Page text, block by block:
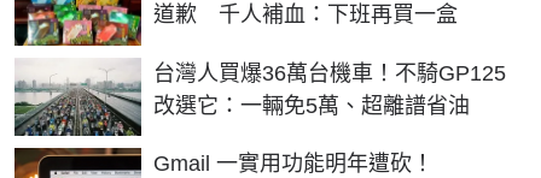
道歉 千人補血：下班再買一盒
台灣人買爆36萬台機車！不騎GP125
改選它：一輛免5萬、超離譜省油
Gmail 一實用功能明年遭砍！